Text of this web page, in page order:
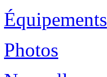
Équipements
Photos